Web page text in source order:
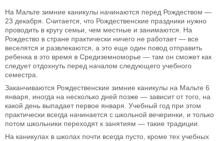
На Мальте зимние каникулы начинаются перед Рождеством —
23 декабря. Считается, что Рождественские праздники нужно
проводить в кругу семьи, чем местные и занимаются. На
Рождество в стране практически ничего не работает — все
веселятся и развлекаются, а это еще один повод отправить
ребенка в это время в Средиземноморье — там он сможет как
следует отдохнуть перед началом следующего учебного
семестра.
Заканчиваются Рождественские зимние каникулы на Мальте 6
января, иногда на несколько дней позже — зависит от того, на
какой день выпадает первое января. Учебный год при этом
практически всегда начинается с школьной вечеринки, и только
потом школьники переходят к занятиям — такие традиции.
На каникулах в школах почти всегда пусто, кроме тех учебных